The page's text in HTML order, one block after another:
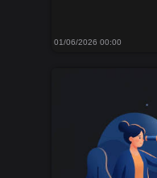
01/06/2026 00:00